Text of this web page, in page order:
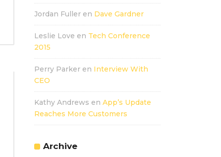
Jordan Fuller en Dave Gardner
Leslie Love en Tech Conference
2015
Perry Parker en Interview With
CEO
Kathy Andrews en App’s Update
Reaches More Customers
Archive